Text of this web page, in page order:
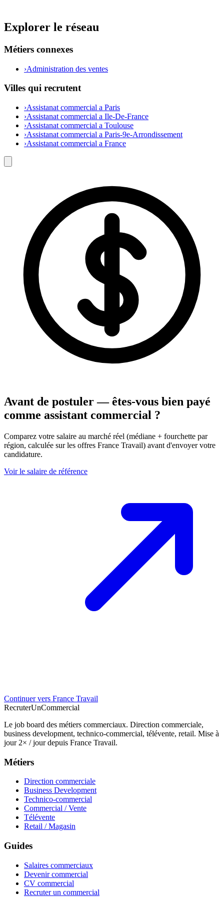
Explorer le réseau
Métiers connexes
›Administration des ventes
Villes qui recrutent
›Assistanat commercial a Paris
›Assistanat commercial a Ile-De-France
›Assistanat commercial a Toulouse
›Assistanat commercial a Paris-9e-Arrondissement
›Assistanat commercial a France
Avant de postuler — êtes-vous bien payé
comme assistant commercial ?
Comparez votre salaire au marché réel (médiane + fourchette par
région, calculée sur les offres France Travail) avant d'envoyer votre
candidature.
Voir le salaire de référence
Continuer vers France Travail
RecruterUnCommercial
Le job board des métiers commerciaux. Direction commerciale,
business development, technico-commercial, télévente, retail. Mise à
jour 2× / jour depuis France Travail.
Métiers
Direction commerciale
Business Development
Technico-commercial
Commercial / Vente
Télévente
Retail / Magasin
Guides
Salaires commerciaux
Devenir commercial
CV commercial
Recruter un commercial